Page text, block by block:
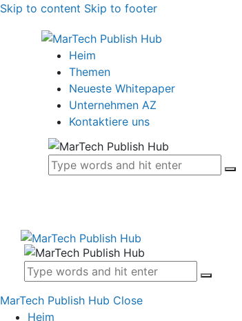
Skip to content Skip to footer
Heim
Themen
Neueste Whitepaper
Unternehmen AZ
Kontaktiere uns
MarTech Publish Hub Close
Heim